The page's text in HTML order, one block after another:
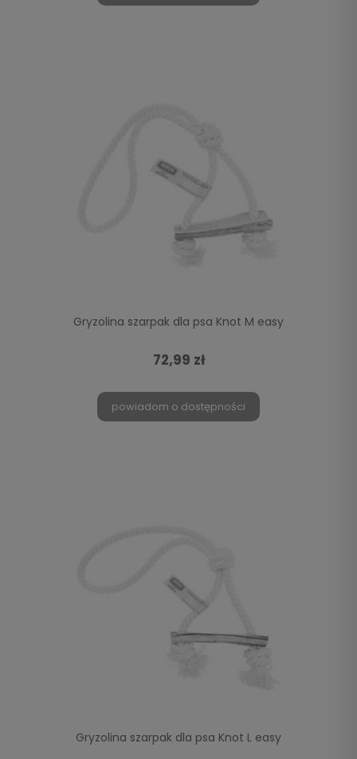
Gryzolina szarpak dla psa Knot M easy
72,99 zł
powiadom o dostępności
Gryzolina szarpak dla psa Knot L easy